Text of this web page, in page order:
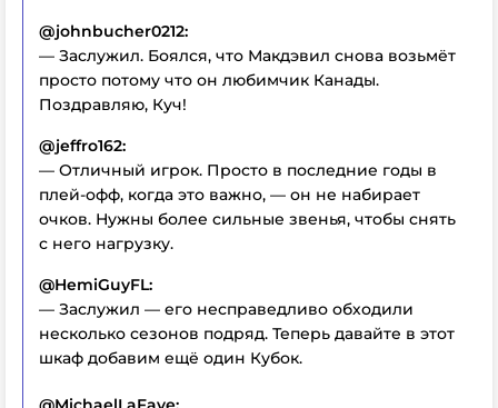
@johnbucher0212:
— Заслужил. Боялся, что Макдэвил снова возьмёт
просто потому что он любимчик Канады.
Поздравляю, Куч!
@jeffro162:
— Отличный игрок. Просто в последние годы в
плей-офф, когда это важно, — он не набирает
очков. Нужны более сильные звенья, чтобы снять
с него нагрузку.
@HemiGuyFL:
— Заслужил — его несправедливо обходили
несколько сезонов подряд. Теперь давайте в этот
шкаф добавим ещё один Кубок.